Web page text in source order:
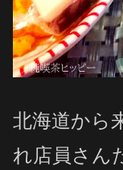
北海道から
れ店員さん